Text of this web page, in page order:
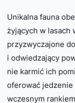
Unikalna fauna
żyjących w lasach
przyzwyczajone
i odwiedzający
nie karmić ich
oferować jedzenie
wczesnym